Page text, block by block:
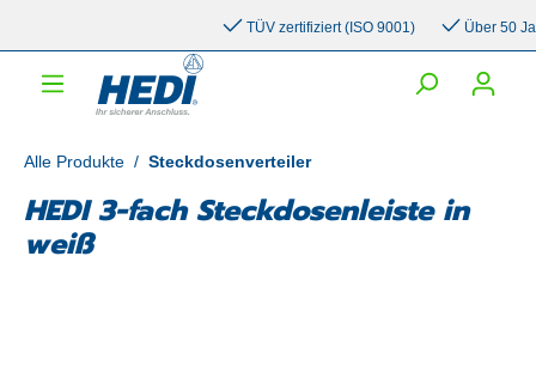
TÜV zertifiziert (ISO 9001) Über 50
Alle Produkte / Steckdosenverteiler
HEDI 3-fach Steckdosenleiste in
weiß